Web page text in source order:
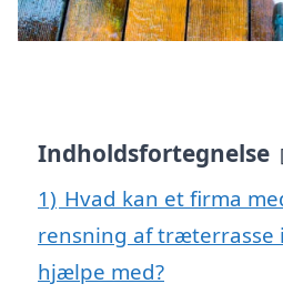
Indholdsfortegnelse
1) Hvad kan et firma
rensning af træterrasse
hjælpe med?